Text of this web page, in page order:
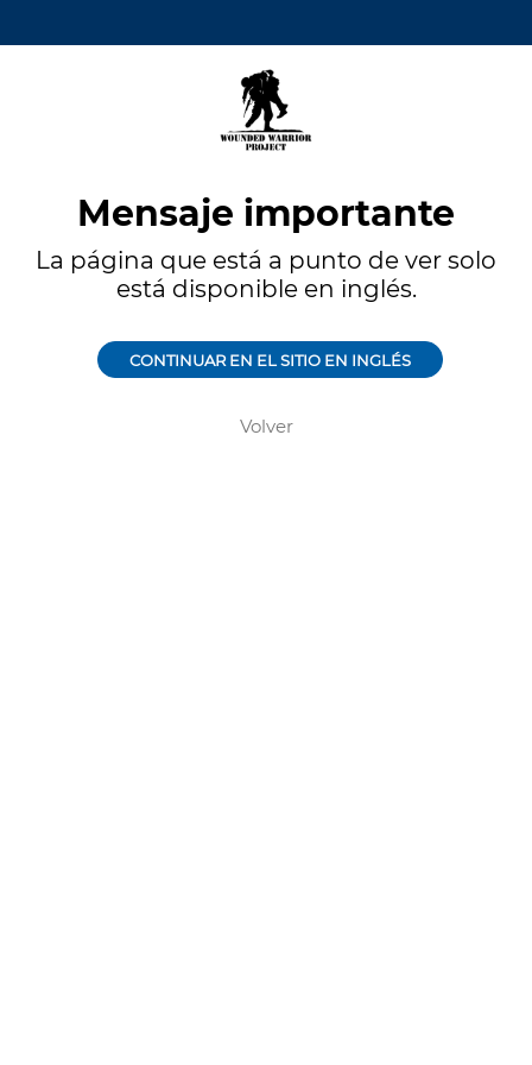
Mensaje importante
La página que está a punto de ver solo
está disponible en inglés.
CONTINUAR EN EL SITIO EN INGLÉS
Volver